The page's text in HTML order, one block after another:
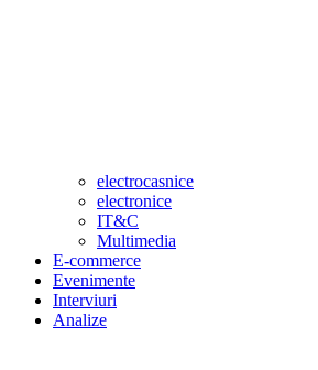
electrocasnice
electronice
IT&C
Multimedia
E-commerce
Evenimente
Interviuri
Analize